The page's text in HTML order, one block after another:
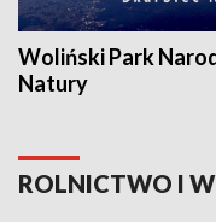
Woliński Park
Natury
ROLNICTWO I